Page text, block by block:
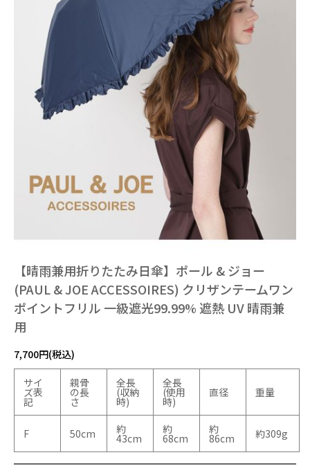
【晴雨兼用折りたたみ日傘】ポール & ジョー
(PAUL & JOE ACCESSOIRES) クリザンテームワン
ポイントフリル 一級遮光99.99% 遮熱 UV 晴雨兼
用
7,700円(税込)
サイ
ズ表
記
親骨
の長
さ
全長
(収納
時)
全長
(使用
時)
直径 重量
F 50cm 約
43cm
約
68cm
約
86cm 約309g